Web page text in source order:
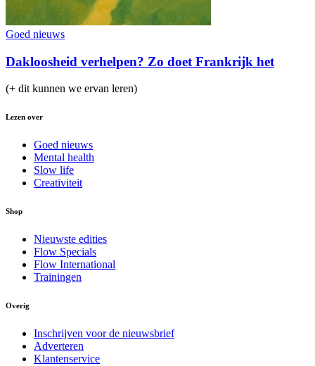
Goed nieuws
Dakloosheid verhelpen? Zo doet Frankrijk het
(+ dit kunnen we ervan leren)
Lezen over
Goed nieuws
Mental health
Slow life
Creativiteit
Shop
Nieuwste edities
Flow Specials
Flow International
Trainingen
Overig
Inschrijven voor de nieuwsbrief
Adverteren
Klantenservice